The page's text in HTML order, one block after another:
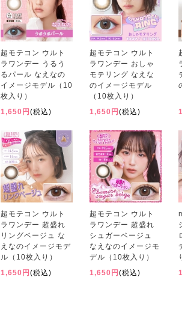
超モテコン ウルト
ラワンデー うるう
るパール なえなの
イメージモデル（10
枚入り）
1,650円 (税込)
超モテコン ウルト
ラワンデー おしゃ
モテリング なえな
のイメージモデル
（10枚入り）
1,650円 (税込)
超モテコン ウルト
ラワンデー 超盛れ
リングベージュ な
えなのイメージモデ
ル（10枚入り）
1,650円 (税込)
超モテコン ウルト
ラワンデー 超盛れ
シュガーベージュ
なえなのイメージモ
デル（10枚入り）
1,650円 (税込)